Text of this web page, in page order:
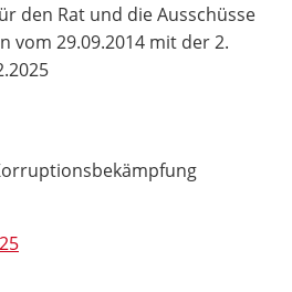
den Rat und die Ausschüsse
vom 29.09.2014 mit der 2.